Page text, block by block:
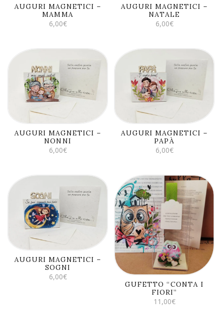
AUGURI MAGNETICI –
MAMMA
6,00€
AUGURI MAGNETICI –
NATALE
6,00€
AGGIUNGI AL
CARRELLO
AUGURI MAGNETICI –
NONNI
6,00€
AGGIUNGI AL
CARRELLO
AUGURI MAGNETICI –
PAPÀ
6,00€
AGGIUNGI AL
CARRELLO
AUGURI MAGNETICI –
SOGNI
6,00€
AGGIUNGI AL
CARRELLO
GUFETTO “CONTA I
FIORI”
11,00€